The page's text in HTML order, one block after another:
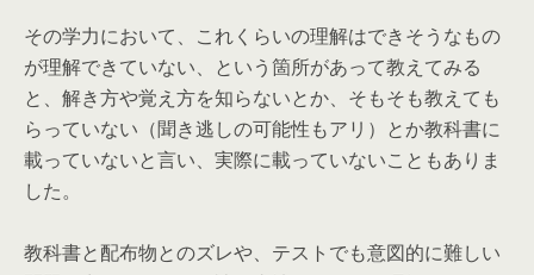
その学力において、これくらいの理解はできそうなもの
が理解できていない、という箇所があって教えてみる
と、解き方や覚え方を知らないとか、そもそも教えても
らっていない（聞き逃しの可能性もアリ）とか教科書に
載っていないと言い、実際に載っていないこともありま
した。
教科書と配布物とのズレや、テストでも意図的に難しい